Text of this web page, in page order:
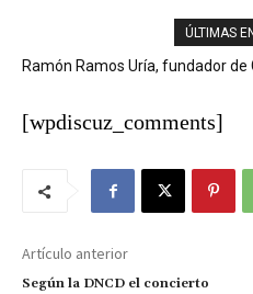
ÚLTIMAS
Ramón Ramos Uría, fundador
[wpdiscuz_comments]
Artículo anterior
Según la DNCD el concierto